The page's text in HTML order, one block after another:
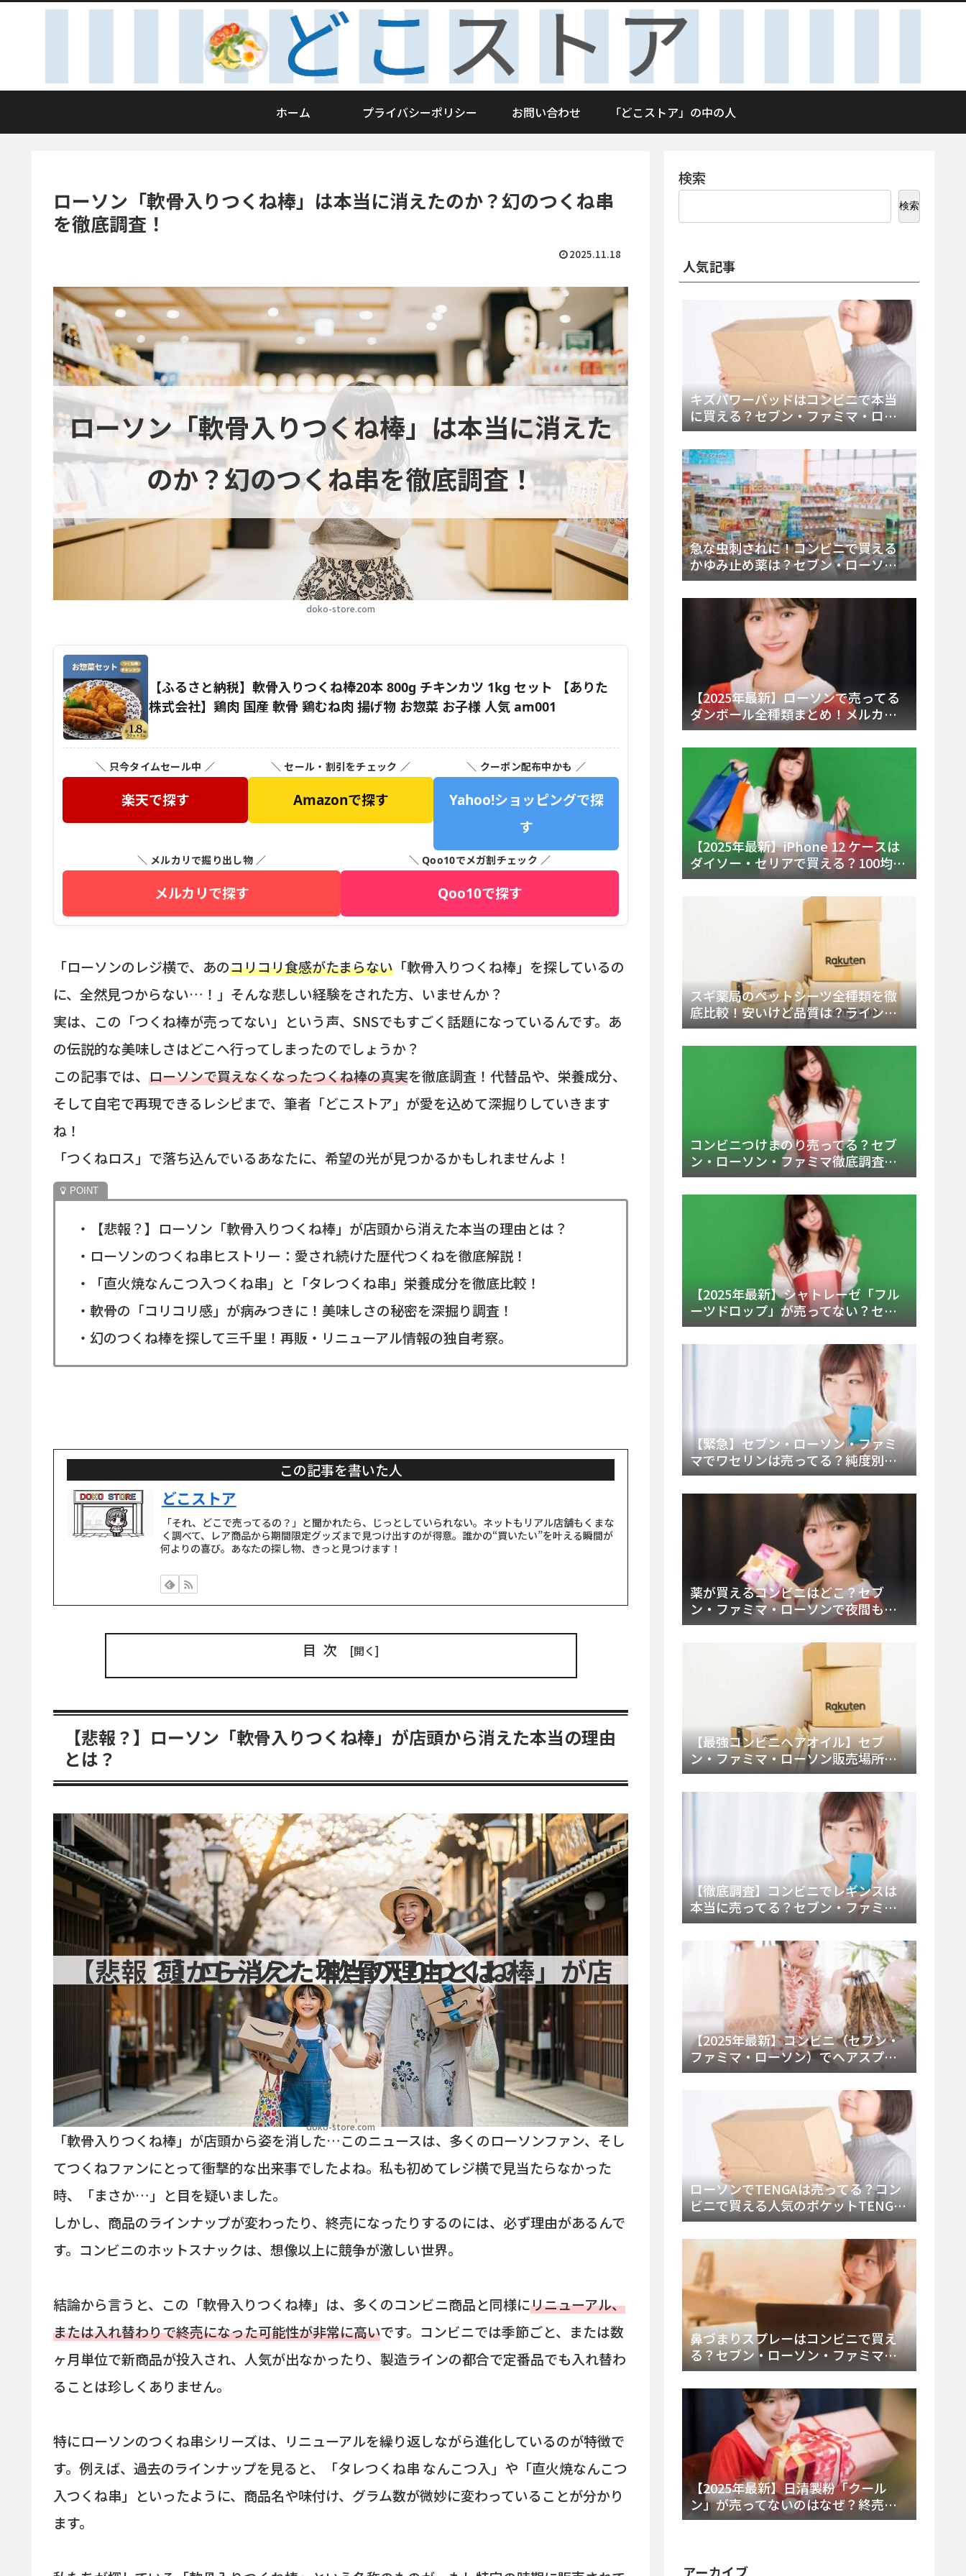
ホーム プライバシーポリシー お問い合わせ 「どこストア」の中の人
ローソン「軟骨入りつくね棒」は本当に消えたのか？幻のつくね串
を徹底調査！
2025.11.18
doko-store.com
ローソン「軟骨入りつくね棒」は本当に消えた
のか？幻のつくね串を徹底調査！
【ふるさと納税】軟骨入りつくね棒20本 800g チキンカツ 1kg セット 【ありた
株式会社】鶏肉 国産 軟骨 鶏むね肉 揚げ物 お惣菜 お子様 人気 am001
＼ 只今タイムセール中 ／
楽天で探す
＼ セール・割引をチェック ／
Amazonで探す
＼ クーポン配布中かも ／
Yahoo!ショッピングで探
す
＼ メルカリで掘り出し物 ／
メルカリで探す
＼ Qoo10でメガ割チェック ／
Qoo10で探す
「ローソンのレジ横で、あのコリコリ食感がたまらない 「軟骨入りつくね棒」を探しているの
に、全然見つからない…！」そんな悲しい経験をされた方、いませんか？
実は、この「つくね棒が売ってない」という声、SNSでもすごく話題になっているんです。あ
の伝説的な美味しさはどこへ行ってしまったのでしょうか？
この記事では、 ローソンで買えなくなったつくね棒の真実を徹底調査！代替品や、栄養成分、
そして自宅で再現できるレシピまで、筆者「どこストア」が愛を込めて深掘りしていきます
ね！
「つくねロス」で落ち込んでいるあなたに、希望の光が見つかるかもしれませんよ！
・【悲報？】ローソン「軟骨入りつくね棒」が店頭から消えた本当の理由とは？
・ローソンのつくね串ヒストリー：愛され続けた歴代つくねを徹底解説！
・「直火焼なんこつ入つくね串」と「タレつくね串」栄養成分を徹底比較！
・軟骨の「コリコリ感」が病みつきに！美味しさの秘密を深掘り調査！
・幻のつくね棒を探して三千里！再販・リニューアル情報の独自考察。
この記事を書いた人
どこストア
「それ、どこで売ってるの？」と聞かれたら、じっとしていられない。ネットもリアル店舗もくまな
く調べて、レア商品から期間限定グッズまで見つけ出すのが得意。誰かの“買いたい”を叶える瞬間が
何よりの喜び。あなたの探し物、きっと見つけます！
目次
【悲報？】ローソン「軟骨入りつくね棒」が店頭から消えた本当の理由
とは？
doko-store.com
【悲報？】ローソン「軟骨入りつくね棒」が店頭から消えた本当の理由とは？
「軟骨入りつくね棒」が店頭から姿を消した…このニュースは、多くのローソンファン、そし
てつくねファンにとって衝撃的な出来事でしたよね。私も初めてレジ横で見当たらなかった
時、「まさか…」と目を疑いました。
しかし、商品のラインナップが変わったり、終売になったりするのには、必ず理由があるんで
す。コンビニのホットスナックは、想像以上に競争が激しい世界。
結論から言うと、この「軟骨入りつくね棒」は、多くのコンビニ商品と同様にリニューアル、
または入れ替わりで終売になった可能性が非常に高いです。コンビニでは季節ごと、または数
ヶ月単位で新商品が投入され、人気が出なかったり、製造ラインの都合で定番品でも入れ替わ
ることは珍しくありません。
特にローソンのつくね串シリーズは、リニューアルを繰り返しながら進化しているのが特徴で
す。例えば、過去のラインナップを見ると、「タレつくね串 なんこつ入」や「直火焼なんこつ
入つくね串」といったように、商品名や味付け、グラム数が微妙に変わっていることが分かり
ます。
検索
検索
人気記事
キズパワーパッドはコンビニで本当
に買える？セブン・ファミマ・ロー
ソン徹底調査＆値段と種類別販売場
所まとめ
急な虫刺されに！コンビニで買える
かゆみ止め薬は？セブン・ローソ
ン・ファミマの販売状況と定番商品
まとめ
【2025年最新】ローソンで売ってる
ダンボール全種類まとめ！メルカリ
便・ゆうパック対応サイズと価格を
徹底解説
【2025年最新】iPhone 12 ケースは
ダイソー・セリアで買える？100均の
在庫状況と失敗しない選び方を徹底
スギ薬局のペットシーツ全種類を徹
底比較！安いけど品質は？ラインナ
ップと販売店（Amazon・楽天含む）
をチェック
コンビニつけまのり売ってる？セブ
ン・ローソン・ファミマ徹底調査！
ドンキや薬局、Amazon楽天で買う方
法まとめ
【2025年最新】シャトレーゼ「フル
ーツドロップ」が売ってない？セブ
ンでの販売終了理由と代替アイスを
徹底解説！
【緊急】セブン・ローソン・ファミ
マでワセリンは売ってる？純度別お
すすめ品と販売場所を徹底まとめ
薬が買えるコンビニはどこ？セブ
ン・ファミマ・ローソンで夜間も買
える市販薬の種類と販売店の探し方
【最強コンビニヘアオイル】セブ
ン・ファミマ・ローソン販売場所
は？今すぐ買えるおすすめ市販品を
徹底調査！
【徹底調査】コンビニでレギンスは
本当に売ってる？セブン・ファミ
マ・ローソンの取扱店舗とメーカ
ー・内容物を詳しく調べてみた！
【2025年最新】コンビニ（セブン・
ファミマ・ローソン）でヘアスプレ
ーは売ってる？販売場所と買える種
ローソンでTENGAは売ってる？コン
ビニで買える人気のポケットTENGA
とエッグの取り扱い店舗と陳列場所
を徹底解説！
鼻づまりスプレーはコンビニで買え
る？セブン・ローソン・ファミマの
販売時間と主要製品を徹底解説
【2025年最新】日清製粉「クール
ン」が売ってないのはなぜ？終売の
真相とレアチーズケーキ代替品・再
アーカイブ